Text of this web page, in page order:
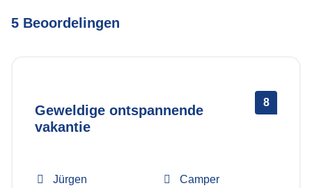
5 Beoordelingen
Geweldige ontspannende
vakantie
8
Jürgen Camper